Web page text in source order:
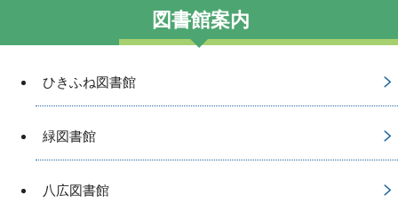
図書館案内
ひきふね図書館
緑図書館
八広図書館